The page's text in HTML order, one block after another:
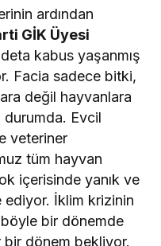
ardından
GİK Üyesi
kabus yaşanmış
Facia sadece bitki,
değil hayvanlara
durumda. Evcil
veteriner
tüm hayvan
içerisinde yanık ve
ediyor. İklim krizinin
bir dönemde
dönem bekliyor.